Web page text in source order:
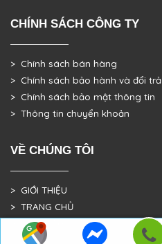
CHÍNH SÁCH CÔNG TY
> Chính sách bán hàng
> Chính sách bảo hành và đổi trả
> Chính sách bảo mật thông tin
> Thông tin chuyển khoản
VỀ CHÚNG TÔI
> GIỚI THIỆU
> TRANG CHỦ
> DỰ ÁN THỰC TẾ